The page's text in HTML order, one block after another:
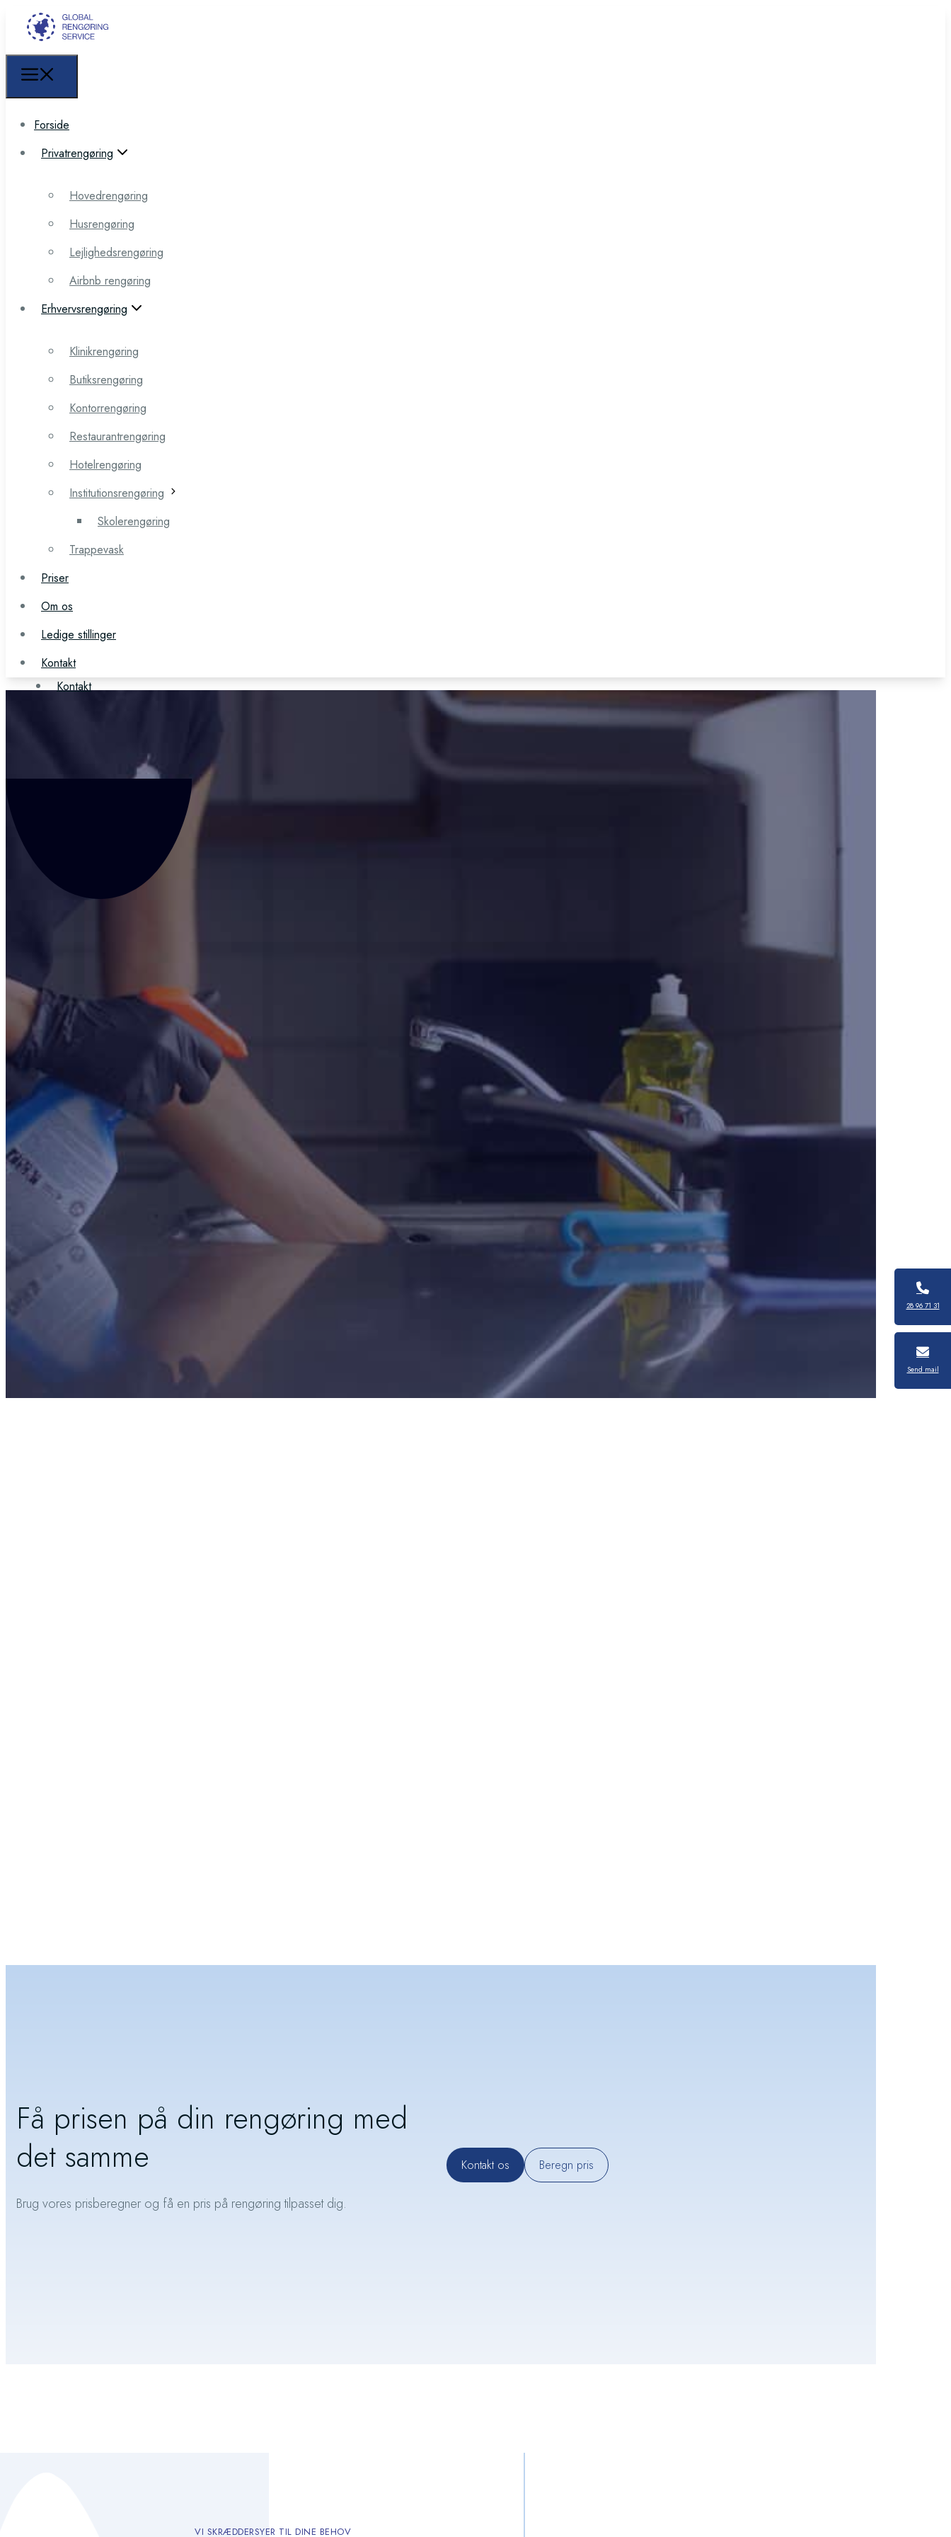
Forside
Hovedrengøring
Husrengøring
Lejlighedsrengøring
Airbnb rengøring
Klinikrengøring
Butiksrengøring
Kontorrengøring
Restaurantrengøring
Hotelrengøring
Institutionsrengøring
Skolerengøring
Priser
Om os
Ledige stillinger
Kontakt
Forside
Privatrengøring
Hovedrengøring
Husrengøring
Lejlighedsrengøring
Airbnb rengøring
Erhvervsrengøring
Klinikrengøring
Butiksrengøring
Kontorrengøring
Restaurantrengøring
Hotelrengøring
Institutionsrengøring
Skolerengøring
Trappevask
Priser
Om os
Ledige stillinger
Kontakt
Få prisen på din rengøring med
det samme
Brug vores prisberegner og få en pris på rengøring tilpasset dig.
Kontakt os Beregn pris
VI SKRÆDDERSYER TIL DINE BEHOV
28 96 71 31
Send mail